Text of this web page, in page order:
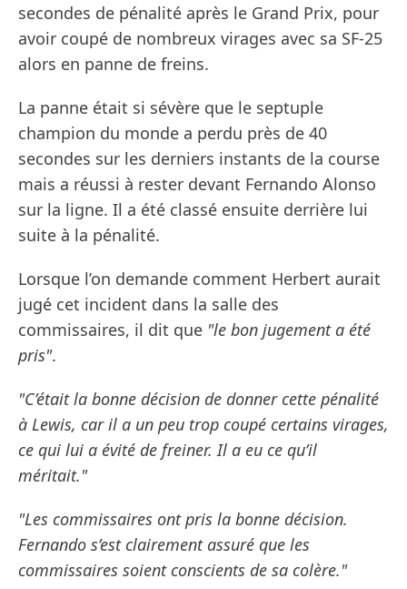
secondes de pénalité après le Grand Prix, pour
avoir coupé de nombreux virages avec sa SF-25
alors en panne de freins.
La panne était si sévère que le septuple
champion du monde a perdu près de 40
secondes sur les derniers instants de la course
mais a réussi à rester devant Fernando Alonso
sur la ligne. Il a été classé ensuite derrière lui
suite à la pénalité.
Lorsque l’on demande comment Herbert aurait
jugé cet incident dans la salle des
commissaires, il dit que "le bon jugement a été
pris".
"C’était la bonne décision de donner cette pénalité
à Lewis, car il a un peu trop coupé certains virages,
ce qui lui a évité de freiner. Il a eu ce qu’il
méritait."
"Les commissaires ont pris la bonne décision.
Fernando s’est clairement assuré que les
commissaires soient conscients de sa colère."